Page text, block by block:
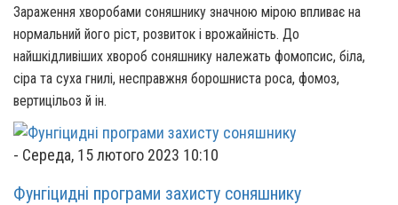
Зараження хворобами соняшнику значною мірою впливає на
нормальний його ріст, розвиток і врожайність. До
найшкідливіших хвороб соняшнику належать фомопсис, біла,
сіра та суха гнилі, несправжня борошниста роса, фомоз,
вертицільоз й ін.
- Середа, 15 лютого 2023 10:10
Фунгіцидні програми захисту соняшнику